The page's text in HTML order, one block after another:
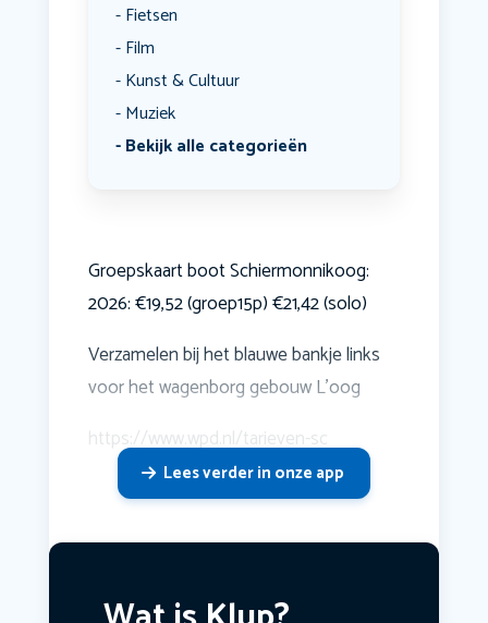
Fietsen
Film
Kunst & Cultuur
Muziek
Bekijk alle categorieën
Groepskaart boot Schiermonnikoog:
2026: €19,52 (groep15p) €21,42 (solo)
Verzamelen bij het blauwe bankje links
voor het wagenborg gebouw L'oog
https://www.wpd.nl/tarieven-sc
Lees verder in onze app